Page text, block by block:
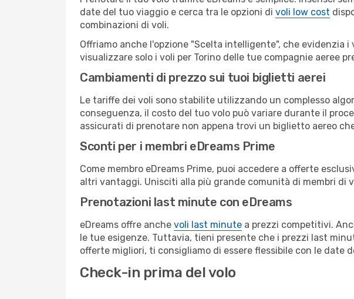
date del tuo viaggio e cerca tra le opzioni di voli low cost
combinazioni di voli.
Offriamo anche l'opzione "Scelta intelligente", che
visualizzare solo i voli per Torino delle tue compagnie aeree
Cambiamenti di prezzo sui tuoi biglietti aerei
Le tariffe dei voli sono stabilite utilizzando un complesso
conseguenza, il costo del tuo volo può variare durante il
assicurati di prenotare non appena trovi un biglietto aereo
Sconti per i membri eDreams Prime
Come membro eDreams Prime, puoi accedere a offerte
altri vantaggi. Unisciti alla più grande comunità di membri di
Prenotazioni last minute con eDreams
eDreams offre anche voli last minute a prezzi competitivi.
le tue esigenze. Tuttavia, tieni presente che i prezzi last
offerte migliori, ti consigliamo di essere flessibile con le date
Check-in prima del volo